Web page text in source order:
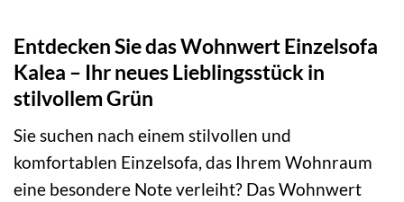
Entdecken Sie das Wohnwert Einzelsofa
Kalea – Ihr neues Lieblingsstück in
stilvollem Grün
Sie suchen nach einem stilvollen und
komfortablen Einzelsofa, das Ihrem Wohnraum
eine besondere Note verleiht? Das Wohnwert